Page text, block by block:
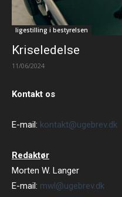
ligestilling i bestyrelsen
Kriseledelse
11/06/2024
Kontakt os
E-mail: kontakt@ugebrev.dk
Redaktør
Morten W. Langer
E-mail: mwl@ugebrev.dk